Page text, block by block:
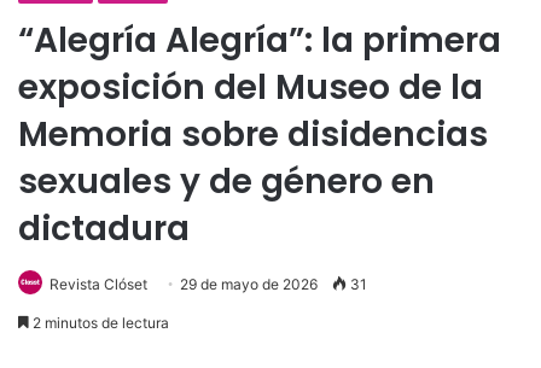
“Alegría Alegría”: la primera
exposición del Museo de la
Memoria sobre disidencias
sexuales y de género en
dictadura
Revista Clóset 29 de mayo de 2026 31
2 minutos de lectura